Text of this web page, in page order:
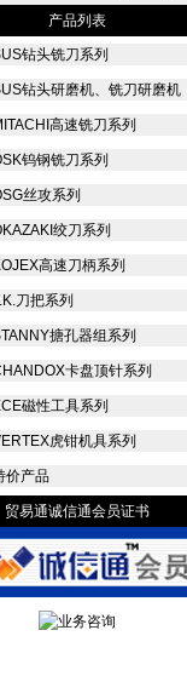
产品列表
钻头铣刀系列
钻头研磨机、铣刀研磨机
高速铣刀系列
钨钢铣刀系列
丝攻系列
绞刀系列
高速刀柄系列
刀把系列
搪孔器组系列
卡盘顶针系列
磁性工具系列
虎钳机具系列
价产品
贸易通诚信通会员证书